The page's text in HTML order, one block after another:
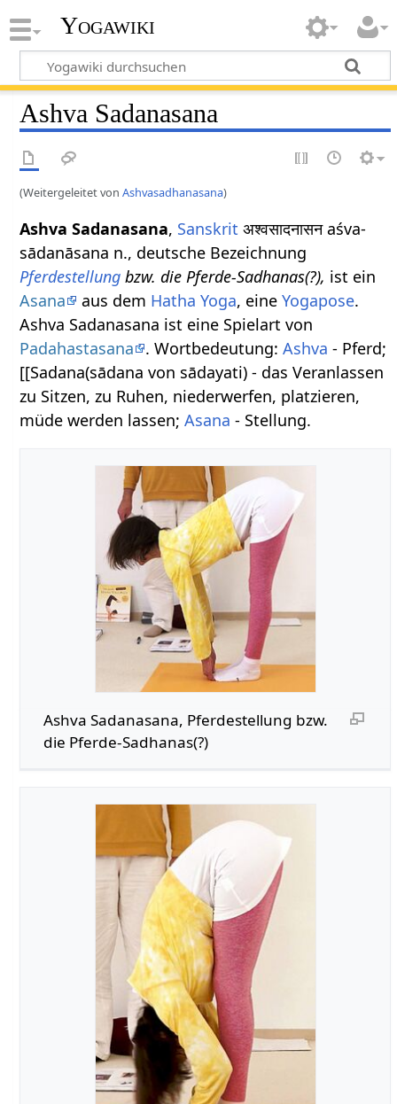
Yogawiki
Ashva Sadanasana
(Weitergeleitet vonAshvasadhanasana)
Ashva Sadanasana, Sanskrit अश्वसादनासन aśva-
sādanāsana n., deutsche Bezeichnung
Pferdestellung bzw. die Pferde-Sadhanas(?), ist ein
Asana
aus dem Hatha Yoga, eineYogapose.
Ashva Sadanasana ist eine Spielart von
Padahastasana
. Wortbedeutung:Ashva - Pferd;
[[Sadana(sādana von sādayati) - das Veranlassen
zu Sitzen, zu Ruhen, niederwerfen, platzieren,
müde werden lassen;Asana - Stellung.
Ashva Sadanasana, Pferdestellung bzw.
die Pferde-Sadhanas(?)